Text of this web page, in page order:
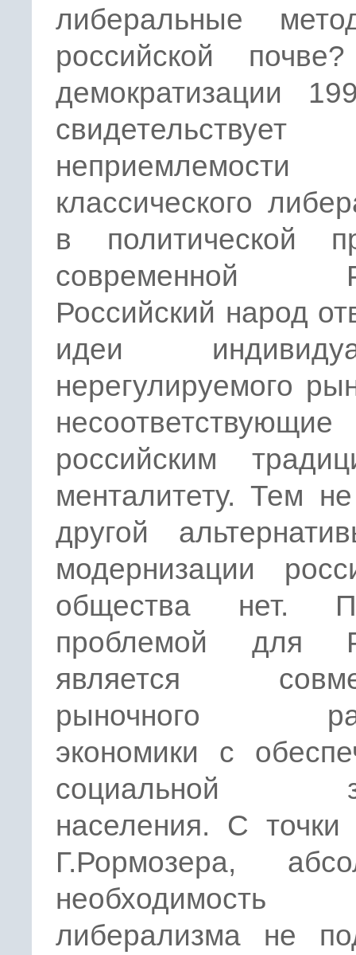
либеральные
российской
демократизации
классического
в политической
современной
Российский народ
идеи
нерегулируемого
несоответствующие
российским
менталитету. Тем
другой
модернизации
общества нет.
проблемой для
является
рыночного
экономики с
социальной
населения. С точки
Г.Рормозера,
необходимость
либерализма не